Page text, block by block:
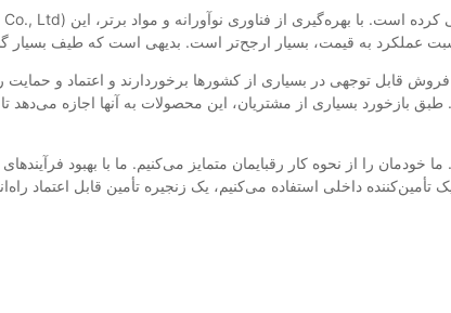
بازخورد بسیاری از مشتریان، این محصولات به آنها اجازه